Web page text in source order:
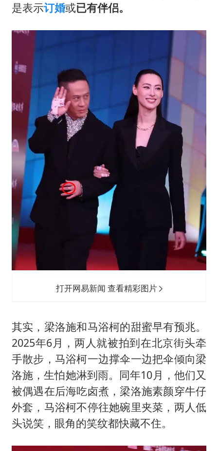
是表示订婚或已有伴侣。
打开网易新闻 查看精彩图片
其实，梁洛施和马浴柯的甜蜜早有预兆。
2025年6月，两人就被拍到在北京街头牵
手散步，马浴柯一边撑伞一边把伞倾向梁
洛施，生怕她淋到雨。同年10月，他们又
被偶遇在后海吃卤煮，梁洛施素颜穿牛仔
外套，马浴柯不停往她碗里夹菜，两人低
头说笑，眼角的笑纹都快藏不住。